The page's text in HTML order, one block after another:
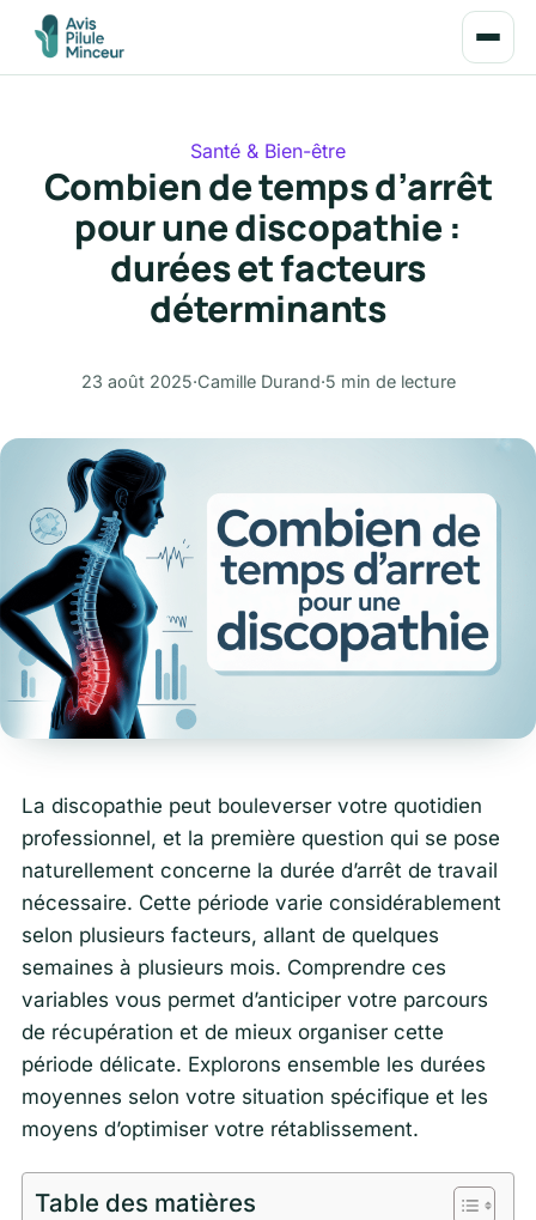
Santé & Bien-être
Combien de temps d’arrêt
pour une discopathie :
durées et facteurs
déterminants
23 août 2025·Camille Durand·5 min de lecture
La discopathie peut bouleverser votre quotidien
professionnel, et la première question qui se pose
naturellement concerne la durée d’arrêt de travail
nécessaire. Cette période varie considérablement
selon plusieurs facteurs, allant de quelques
semaines à plusieurs mois. Comprendre ces
variables vous permet d’anticiper votre parcours
de récupération et de mieux organiser cette
période délicate. Explorons ensemble les durées
moyennes selon votre situation spécifique et les
moyens d’optimiser votre rétablissement.
Table des matières